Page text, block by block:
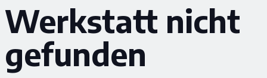
Werkstatt nicht
gefunden